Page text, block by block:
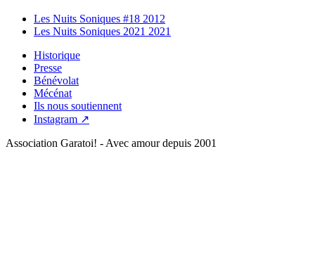
Les Nuits Soniques #18 2012
Les Nuits Soniques 2021 2021
Historique
Presse
Bénévolat
Mécénat
Ils nous soutiennent
Instagram ↗
Association Garatoi! - Avec amour depuis 2001